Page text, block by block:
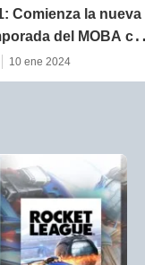
Comienza la nueva
del MOBA
a los míticos y
en el foso del
10 ene 2024